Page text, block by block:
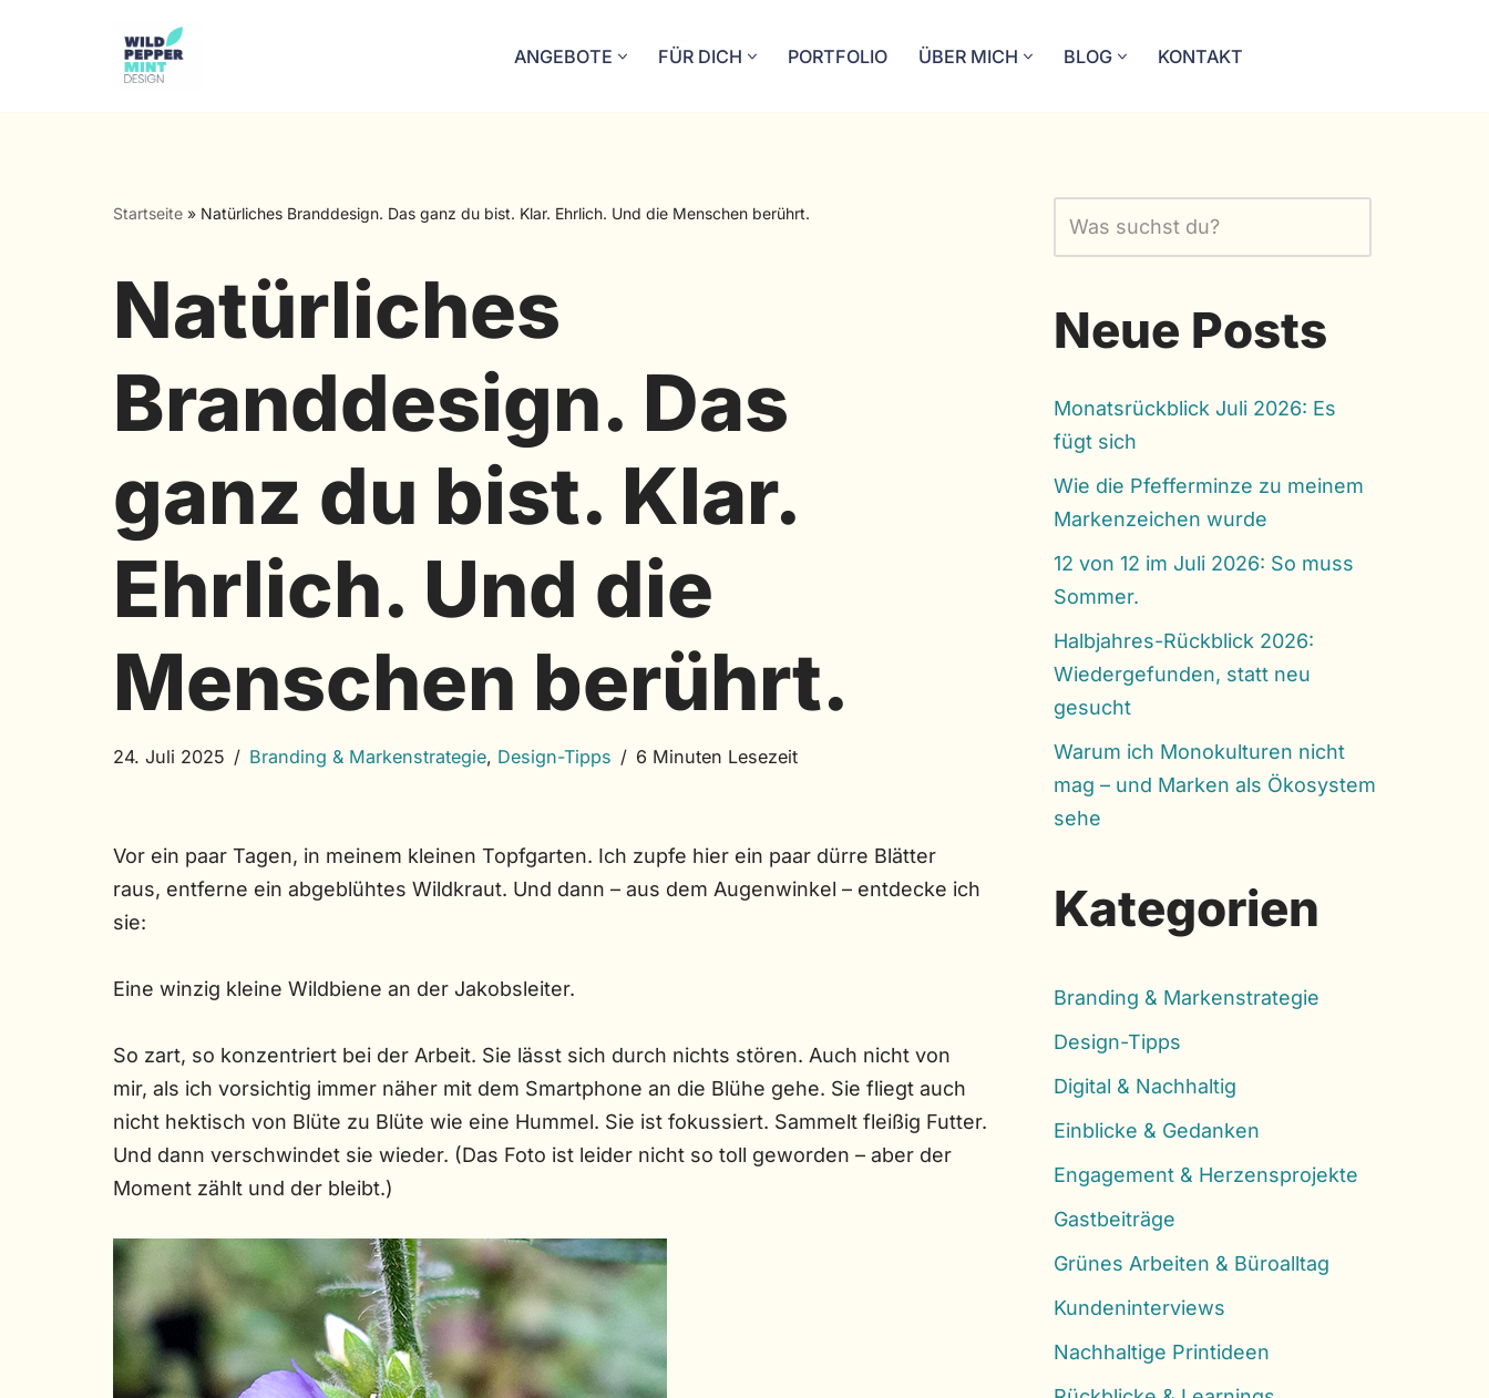
ANGEBOTE FÜR DICH PORTFOLIO ÜBER MICH BLOG KONTAKT
Startseite » Natürliches Branddesign. Das ganz du bist. Klar. Ehrlich. Und die Menschen berührt.
Natürliches
Branddesign. Das
ganz du bist. Klar.
Ehrlich. Und die
Menschen berührt.
24. Juli 2025 Branding & Markenstrategie, Design-Tipps 6 Minuten Lesezeit
Vor ein paar Tagen, in meinem kleinen Topfgarten. Ich zupfe hier ein paar dürre Blätter
raus, entferne ein abgeblühtes Wildkraut. Und dann – aus dem Augenwinkel – entdecke ich
sie:
Eine winzig kleine Wildbiene an der Jakobsleiter.
So zart, so konzentriert bei der Arbeit. Sie lässt sich durch nichts stören. Auch nicht von
mir, als ich vorsichtig immer näher mit dem Smartphone an die Blühe gehe. Sie fliegt auch
nicht hektisch von Blüte zu Blüte wie eine Hummel. Sie ist fokussiert. Sammelt fleißig Futter.
Und dann verschwindet sie wieder. (Das Foto ist leider nicht so toll geworden – aber der
Moment zählt und der bleibt.)
Neue Posts
Monatsrückblick Juli 2026: Es
fügt sich
Wie die Pfefferminze zu meinem
Markenzeichen wurde
12 von 12 im Juli 2026: So muss
Sommer.
Halbjahres-Rückblick 2026:
Wiedergefunden, statt neu
gesucht
Warum ich Monokulturen nicht
mag – und Marken als Ökosystem
sehe
Kategorien
Branding & Markenstrategie
Design-Tipps
Digital & Nachhaltig
Einblicke & Gedanken
Engagement & Herzensprojekte
Gastbeiträge
Grünes Arbeiten & Büroalltag
Kundeninterviews
Nachhaltige Printideen